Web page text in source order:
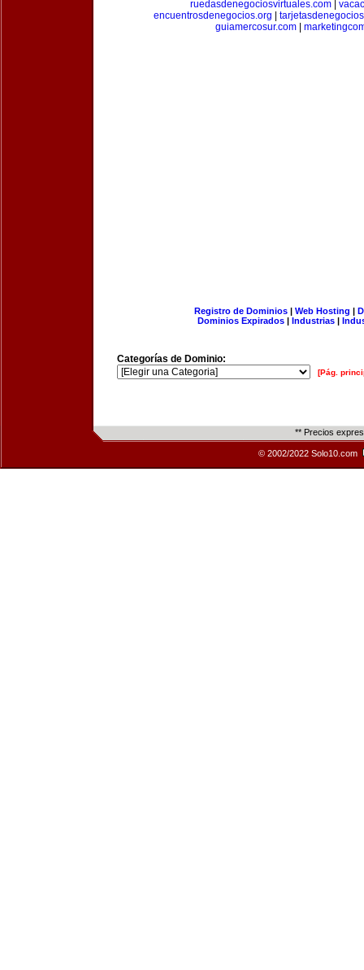
ruedasdenegociosvirtuales.com|
encuentrosdenegocios.org
guiamercosur.com
Registro de Dominios| Web Hosting |
Dominios Expirados | Industrias |
Categorías de Dominio:
[Pág.
** Precios
© 2002/2022 Solo10.com